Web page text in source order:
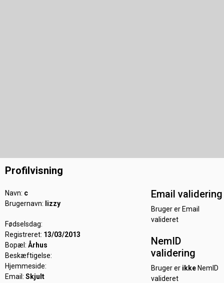
Profilvisning
Navn: c
Brugernavn: lizzy
Fødselsdag:
Registreret: 13/03/2013
Bopæl: Århus
Beskæftigelse:
Hjemmeside:
Email: Skjult
Email validering
Bruger er Email
valideret
NemID
validering
Bruger er ikkeNemID
valideret